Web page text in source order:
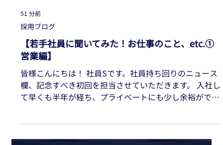
51 分前
採用ブログ
【若手社員に聞いてみた！お仕事のこと、etc.①
営業編】
皆様こんにちは！ 社員Sです。社員持ち回りのニュース
て早くも半年が経ち、プライベートにも少し余裕ができ
てきました。 「自分が一番手でいいんだろうか」と思